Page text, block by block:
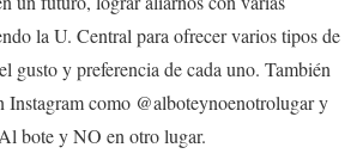
la U. Central para ofrecer varios tipos de
gusto y preferencia de cada uno. También
Instagram como @alboteynoenotrolugar y
bote y NO en otro lugar.